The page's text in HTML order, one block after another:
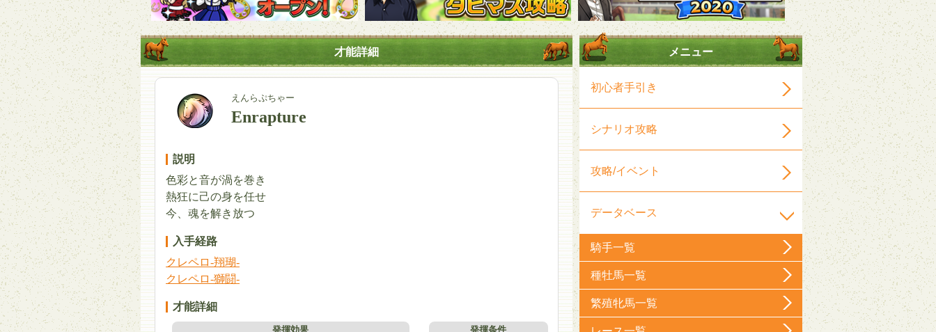
才能詳細
えんらぷちゃー
Enrapture
説明
色彩と音が渦を巻き
熱狂に己の身を任せ
今、魂を解き放つ
入手経路
クレペロ-翔瑚-
クレペロ-獅闘-
才能詳細
発揮効果 発揮条件
メニュー
初心者手引き
シナリオ攻略
攻略/イベント
データベース
騎手一覧
種牡馬一覧
繁殖牝馬一覧